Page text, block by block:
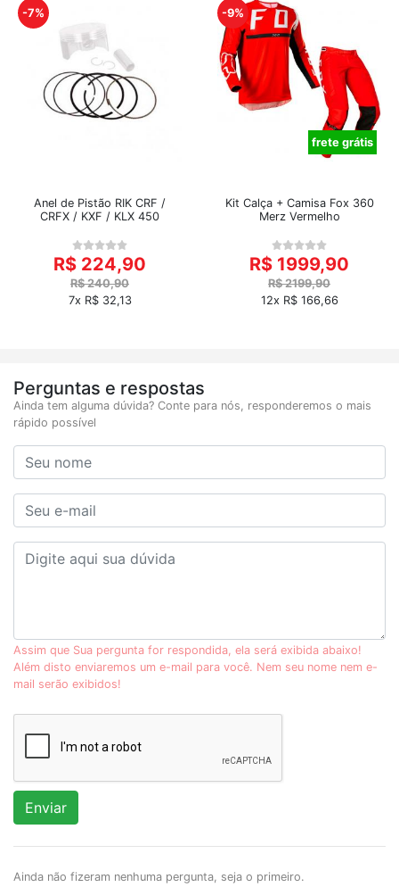
-7%
Anel de Pistão RIK CRF /
CRFX / KXF / KLX 450
R$ 224,90
R$ 240,90
7x R$ 32,13
-9%
frete grátis
Kit Calça + Camisa Fox 360
Merz Vermelho
R$ 1999,90
R$ 2199,90
12x R$ 166,66
Perguntas e respostas
Ainda tem alguma dúvida? Conte para nós, responderemos o mais
rápido possível
Assim que Sua pergunta for respondida, ela será exibida abaixo!
Além disto enviaremos um e-mail para você. Nem seu nome nem e-
mail serão exibidos!
Enviar
Ainda não fizeram nenhuma pergunta, seja o primeiro.